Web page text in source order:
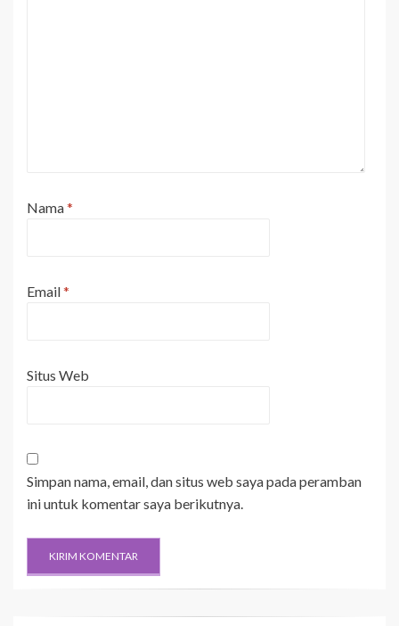
Nama*
Email*
Situs Web
Simpan nama, email, dan situs web saya pada peramban
ini untuk komentar saya berikutnya.